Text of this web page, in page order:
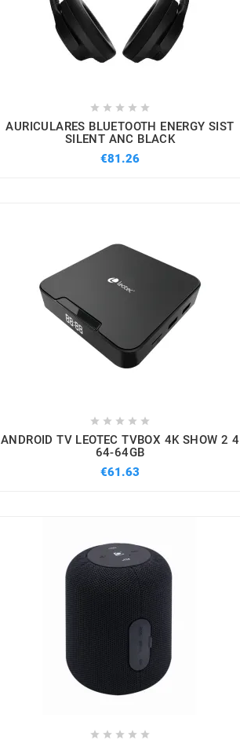
    
AURICULARES BLUETOOTH ENERGY SIST
SILENT ANC BLACK
€81.26
    
ANDROID TV LEOTEC TVBOX 4K SHOW 2 4
64-64GB
€61.63
    